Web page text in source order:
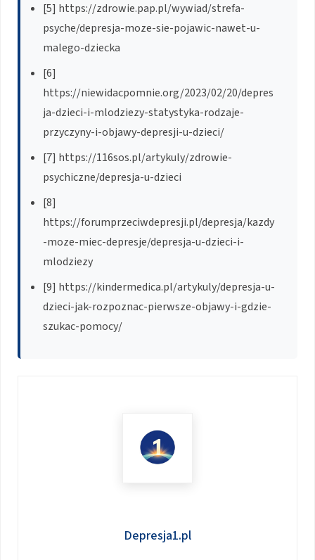
[5] https://zdrowie.pap.pl/wywiad/strefa-
psyche/depresja-moze-sie-pojawic-nawet-u-
malego-dziecka
[6]
https://niewidacpomnie.org/2023/02/20/depres
ja-dzieci-i-mlodziezy-statystyka-rodzaje-
przyczyny-i-objawy-depresji-u-dzieci/
[7] https://116sos.pl/artykuly/zdrowie-
psychiczne/depresja-u-dzieci
[8]
https://forumprzeciwdepresji.pl/depresja/kazdy
-moze-miec-depresje/depresja-u-dzieci-i-
mlodziezy
[9] https://kindermedica.pl/artykuly/depresja-u-
dzieci-jak-rozpoznac-pierwsze-objawy-i-gdzie-
szukac-pomocy/
Depresja1.pl